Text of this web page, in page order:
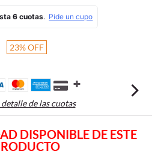
23%OFF
detalle de las cuotas
DISPONIBLE DE ESTE